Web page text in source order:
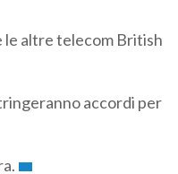
le altre telecom British
accordi per